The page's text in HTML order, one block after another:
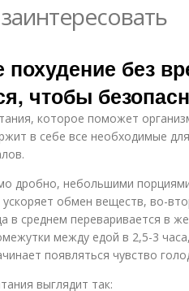
похудение без
чтобы
которое поможет
в себе все необходимые
дробно, небольшими
обмен веществ, во-
в среднем переваривается в
между едой в 2,5-3
появляться чувство
выглядит так: